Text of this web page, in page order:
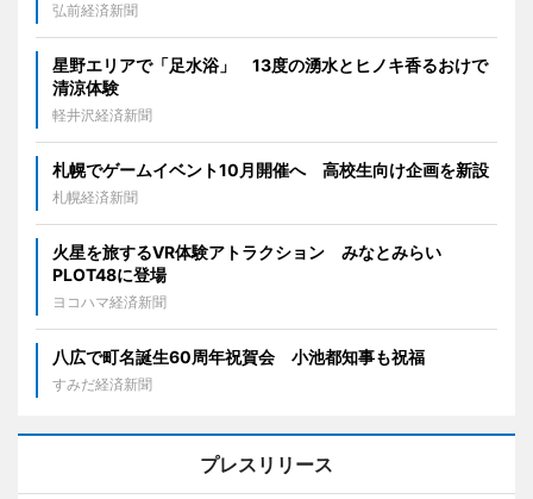
弘前経済新聞
星野エリアで「足水浴」 13度の湧水とヒノキ香るおけで
清涼体験
軽井沢経済新聞
札幌でゲームイベント10月開催へ 高校生向け企画を新設
札幌経済新聞
火星を旅するVR体験アトラクション みなとみらい
PLOT48に登場
ヨコハマ経済新聞
八広で町名誕生60周年祝賀会 小池都知事も祝福
すみだ経済新聞
プレスリリース